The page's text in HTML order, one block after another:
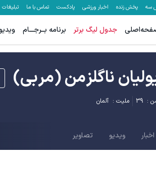
سه پخش زنده اخبار ورزشی پادکست تماس با ما تبلیغات
جدول لیگ برتر برنامه بــرجـــام
ناگلزمن(مربی)
:
39 ملیت : آلمان
اخبار ویدیو تصاویر